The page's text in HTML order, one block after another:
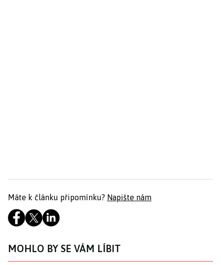
Máte k článku připomínku? Napište nám
MOHLO BY SE VÁM LÍBIT